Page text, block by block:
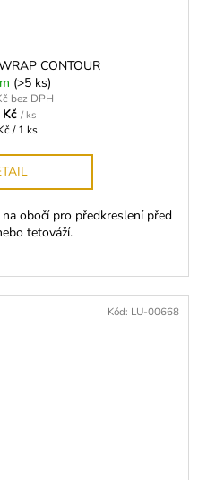
CONTOUR
(>5 ks)
bez DPH
/ ks
/ 1 ks
obočí pro předkreslení před
tetováží.
Kód: LU-00668